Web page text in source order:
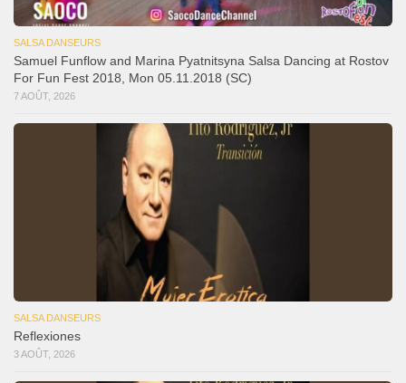
SALSA DANSEURS
Samuel Funflow and Marina Pyatnitsyna Salsa Dancing at Rostov
For Fun Fest 2018, Mon 05.11.2018 (SC)
7 AOÛT, 2026
SALSA DANSEURS
Reflexiones
3 AOÛT, 2026